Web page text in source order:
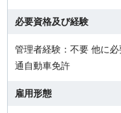
必要資格及び経験
管理者経験：不要 他
通自動車免許
雇用形態